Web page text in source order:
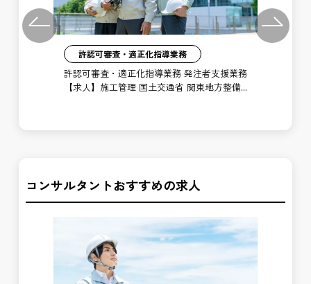
Previous
許認可審査・適正化指導業務
許認可審査・適正化指導業務 発注者支援業務
【求人】施工管理 国土交通省 関東地方整備
Next
コンサルタントおすすめの求人